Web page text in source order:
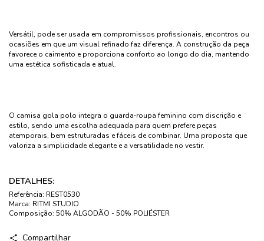
Versátil, pode ser usada em compromissos profissionais, encontros ou
ocasiões em que um visual refinado faz diferença. A construção da peça
favorece o caimento e proporciona conforto ao longo do dia, mantendo
uma estética sofisticada e atual.
O camisa gola polo integra o guarda‑roupa feminino com discrição e
estilo, sendo uma escolha adequada para quem prefere peças
atemporais, bem estruturadas e fáceis de combinar. Uma proposta que
valoriza a simplicidade elegante e a versatilidade no vestir.
DETALHES:
Referência: REST0530
Marca: RITMI STUDIO
Composição: 50% ALGODÃO - 50% POLIÉSTER
Compartilhar